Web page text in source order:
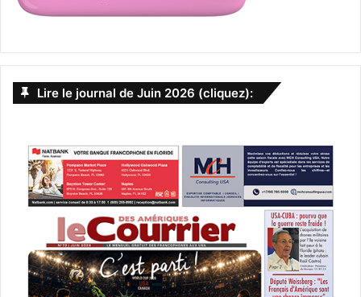
Lire le journal de Juin 2026 (cliquez):